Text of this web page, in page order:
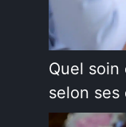
Quel
selon ses